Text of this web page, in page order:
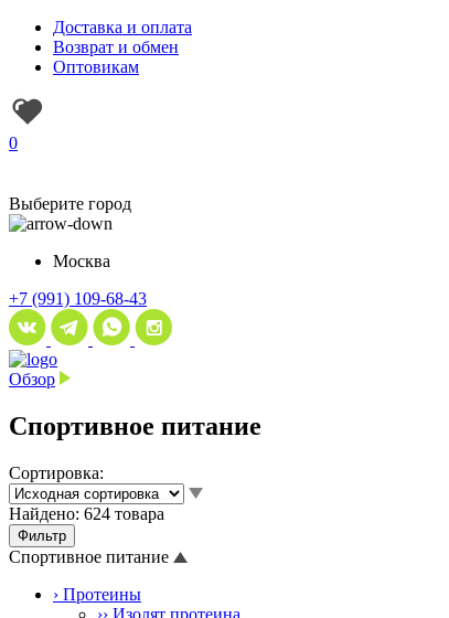
Доставка и оплата
Возврат и обмен
Оптовикам
0
Выберите город
Москва
+7 (991) 109-68-43
Обзор
Спортивное питание
Сортировка:
Найдено: 624 товара
Фильтр
Спортивное питание
› Протеины
›› Изолят протеина